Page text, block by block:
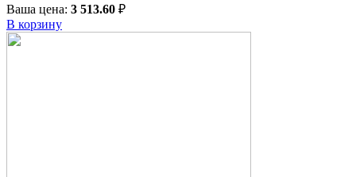
Ваша цена: 3 513.60 ₽
В корзину